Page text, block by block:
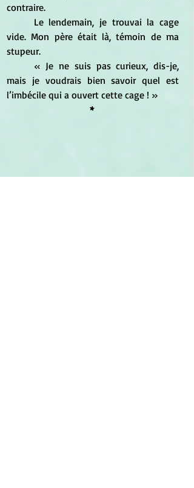
contraire.
vide. Mon père était là, témoin de ma
stupeur.
mais je voudrais bien savoir quel est
l’imbécile qui a ouvert cette cage ! »
*